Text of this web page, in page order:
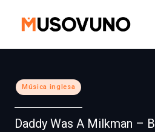
Posted
in
Música inglesa
Daddy Was A Milkman –